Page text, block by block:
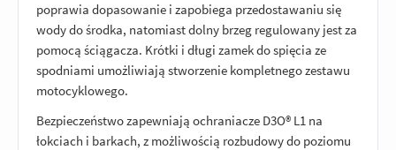
poprawia dopasowanie i zapobiega przedostawaniu się
wody do środka, natomiast dolny brzeg regulowany jest za
pomocą ściągacza. Krótki i długi zamek do spięcia ze
spodniami umożliwiają stworzenie kompletnego zestawu
motocyklowego.
Bezpieczeństwo zapewniają ochraniacze D3O® L1 na
łokciach i barkach, z możliwością rozbudowy do poziomu